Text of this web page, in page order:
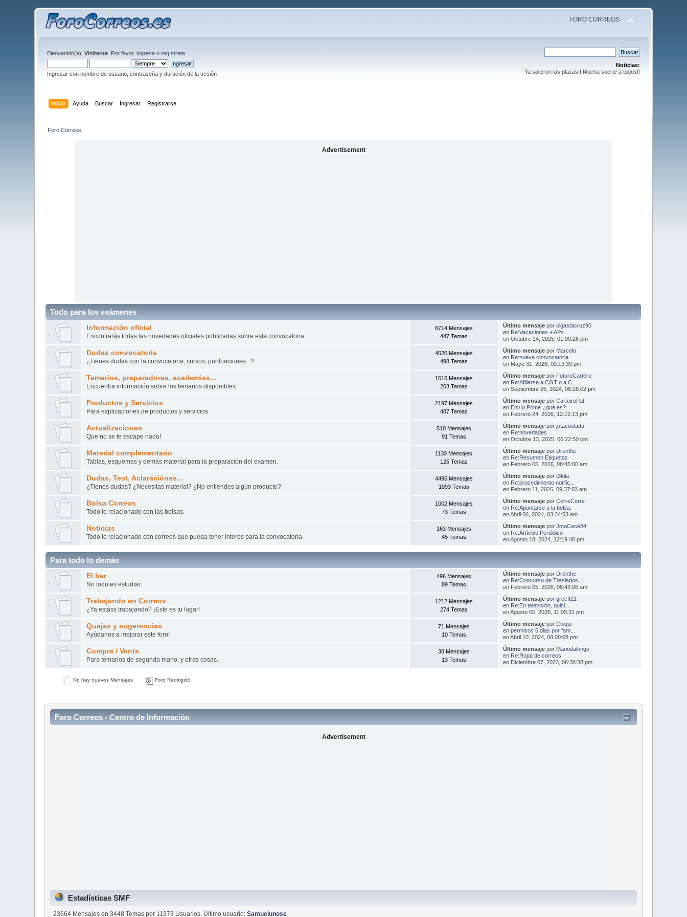
FORO CORREOS
Bienvenido(a),Visitante . Por favor,ingresa oregístrate
Ingresar con nombre de usuario, contraseña y duración de la sesión
Noticias:
Ya salieron las plazas!! Mucha suerte a todos!!
Inicio Ayuda Buscar Ingresar Registrarse
Foro Correos
Advertisement
Todo para los exámenes
Información oficial
Encontrarás todas las novedades oficiales publicadas sobre esta convocatoria.
6714 Mensajes
447 Temas
Último mensajepor olgastacruz90
en Re:Vacaciones + APs
en Octubre 24, 2025, 01:00:26 pm
Dudas convocatoria
¿Tienes dudas con la convocatoria, cursos, puntuaciones...?
4020 Mensajes
498 Temas
Último mensajepor Marcelo
en Re:nueva convocatoria
en Mayo 31, 2026, 09:19:39 pm
Temarios, preparadores, academias...
Encuentra información sobre los temarios disponibles.
1616 Mensajes
203 Temas
Último mensajepor FuturoCartero
en Re:Afiliarse a CGT o a C...
en Septiembre 25, 2024, 06:26:02 pm
Productos y Servicios
Para explicaciones de productos y servicios
2197 Mensajes
487 Temas
Último mensajepor CarteiroPat
en Envío Prime ¿qué es?
en Febrero 24, 2026, 12:12:13 pm
Actualizaciones
Que no se te escape nada!
510 Mensajes
91 Temas
Último mensajepor jotacoslada
en Re:novedades
en Octubre 13, 2025, 06:22:50 pm
Material complementario
Tablas, esquemas y demás material para la preparación del examen.
1130 Mensajes
125 Temas
Último mensajepor Drenthe
en Re:Resumen Etiquetas
en Febrero 05, 2026, 08:45:00 am
Dudas, Test, Aclaraciónes...
¿Tienes dudas? ¿Necesitas material? ¿No entiendes algún producto?
4495 Mensajes
1093 Temas
Último mensajepor t3kila
en Re:procedimiento notific...
en Febrero 11, 2026, 09:37:03 am
Bolsa Correos
Todo lo relacionado con las bolsas.
1002 Mensajes
73 Temas
Último mensajepor CorreCorre
en Re:Apuntarse a la bolsa.
en Abril 06, 2024, 03:34:53 am
Noticias
Todo lo relacionado con correos que pueda tener interés para la convocatoria.
163 Mensajes
45 Temas
Último mensajepor JotaCecé84
en Re:Artículo Periódico
en Agosto 18, 2024, 12:19:48 pm
Para todo lo demás
El bar
No todo es estudiar.
496 Mensajes
89 Temas
Último mensajepor Drenthe
en Re:Concurso de Traslados...
en Febrero 05, 2026, 08:43:06 am
Trabajando en Correos
¿Ya estáss trabajando? ¡Este es tu lugar!
1212 Mensajes
274 Temas
Último mensajepor greeff21
en Re:En televisión, quisi...
en Agosto 05, 2026, 11:05:31 pm
Quejas y sugerencias
Ayúdanos a mejorar este foro!
71 Mensajes
10 Temas
Último mensajepor Chiqui
en permisos 5 dias por fam...
en Abril 10, 2024, 08:00:08 pm
Compra / Venta
Para temarios de segunda mano, y otras cosas.
38 Mensajes
13 Temas
Último mensajepor Mariodalongo
en Re:Ropa de correos
en Diciembre 07, 2023, 06:38:38 pm
No hay nuevos Mensajes Foro Redirigido
Foro Correos - Centro de Información
Advertisement
Estadísticas SMF
23664 Mensajes en 3448 Temas por 11373 Usuarios. Último usuario:Samuelunose